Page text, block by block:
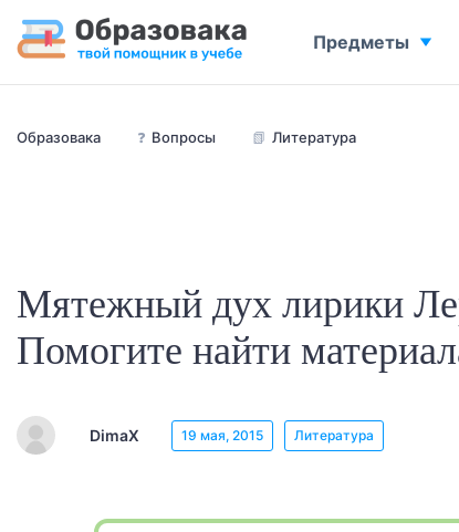
Образовака ❓ Вопросы 📗 Литература
Мятежный дух лирики
Помогите найти
DimaX 19 мая, 2015 Литература
Предметы